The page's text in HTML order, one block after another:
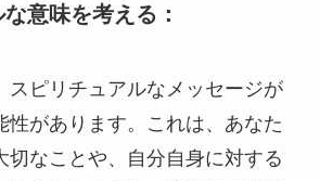
意味を考える：
スピリチュアルなメッセージが
性があります。これは、あなた
切なことや、自分自身に対する